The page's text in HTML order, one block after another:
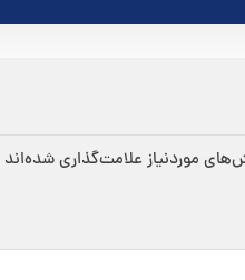
موردنیاز علامت‌گذاری شده‌اند